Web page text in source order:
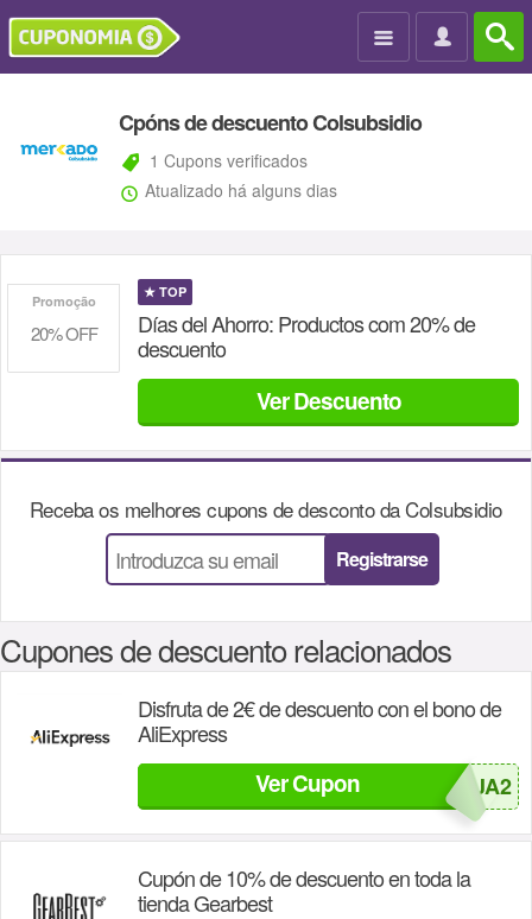

Cpóns de descuento Colsubsidio
1 Cupons verificados
Atualizado há alguns dias
★ TOP
Días del Ahorro: Productos com 20% de
descuento
Promoção
20% OFF
Ver Descuento
Receba os melhores cupons de desconto daColsubsidio
Registrarse
Cupones de descuento relacionados
Disfruta de 2€ de descuento con el bono de
AliExpress
Ver Cupon REBAJA2
Cupón de 10% de descuento en toda la
tienda Gearbest